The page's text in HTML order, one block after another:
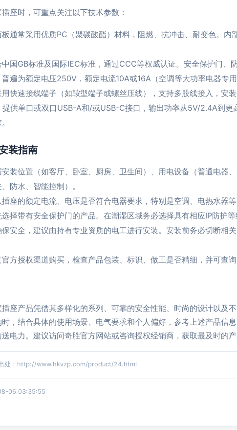
座时，可重点关注以下技术参数：
板通常采用优质PC（聚碳酸酯）材料，阻燃、抗冲击、耐变色。
中国GB标准及国际IEC标准，通过CCC等权威认证。安全保护门、
普遍为额定电压250V，额定电流10A或16A（空调等大功率电器专
用快速接线端子（如鞍型端子或螺丝压线），支持多股线接入，安
提供单口或双口USB-A和/或USB-C接口，输出功率从5V/2.4A到
装指南
安装位置（如客厅、卧室、厨房、卫生间）、用电设备（普通电
防水、智能控制）。
插座的额定电流、电压是否符合电器要求，特别是空调、电热水器
选择带有安全保护门的产品。在潮湿区域务必选择具有相应IP防护等
保安全，建议由持有专业资质的电工进行安装。安装前务必切断
官方授权渠道购买，检查产品包装、标识、做工是否精细，并可查
座产品凭借其多样化的系列、可靠的安全性能、时尚的设计以及
，结合具体的使用场景、电气要求和个人偏好，参考上述产品信
电力。建议访问奇胜官方网站或咨询授权经销商，获取最及时的
处：http://www.hkvzp.com/product/24.html
06 03:35:55